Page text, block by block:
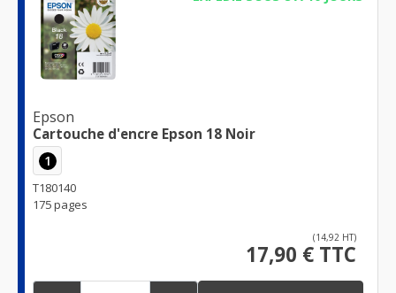
Epson
Cartouche d'encre Epson 18 Noir
1
T180140
175 pages
(14,92 HT)
17,90 € TTC